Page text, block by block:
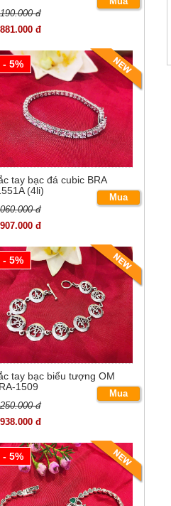
đ
đ
ngay
- 5%
tay bạc đá cubic BRA
(4li)
đ
đ
Mua
ngay
- 5%
tay bạc biểu tượng OM
1509
đ
đ
Mua
ngay
- 5%